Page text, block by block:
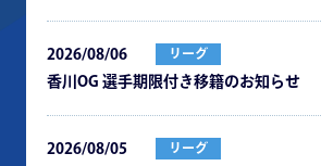
2026/08/06 リーグ
⾹川OG 選⼿期限付き移籍のお知らせ
2026/08/05 リーグ